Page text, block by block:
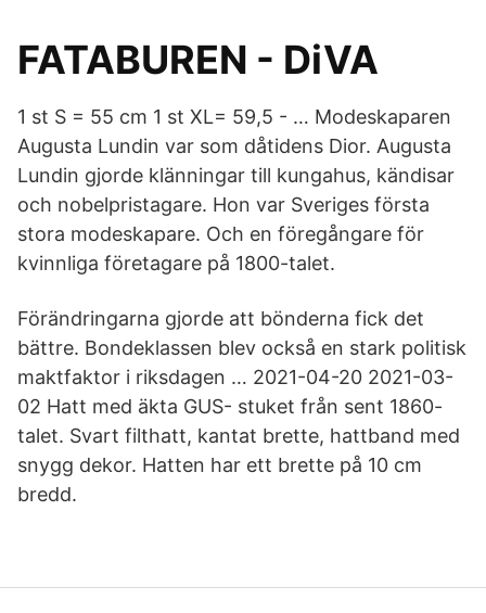
FATABUREN - DiVA
1 st S = 55 cm 1 st XL= 59,5 - … Modeskaparen
Augusta Lundin var som dåtidens Dior. Augusta
Lundin gjorde klänningar till kungahus, kändisar
och nobelpristagare. Hon var Sveriges första
stora modeskapare. Och en föregångare för
kvinnliga företagare på 1800-talet.
Förändringarna gjorde att bönderna fick det
bättre. Bondeklassen blev också en stark politisk
maktfaktor i riksdagen … 2021-04-20 2021-03-
02 Hatt med äkta GUS- stuket från sent 1860-
talet. Svart filthatt, kantat brette, hattband med
snygg dekor. Hatten har ett brette på 10 cm
bredd.